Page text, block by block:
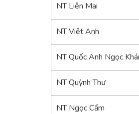
NT Liên Mai
NT Việt Anh
NT Quốc Anh Ngọc
NT Quỳnh Thư
NT Ngọc Cầm